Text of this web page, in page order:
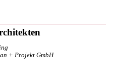
+ Projekt GmbH